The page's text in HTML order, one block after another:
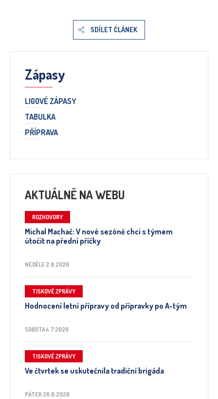
SDÍLET ČLÁNEK
Zápasy
LIGOVÉ ZÁPASY
TABULKA
PŘÍPRAVA
AKTUÁLNĚ NA WEBU
ROZHOVORY
Michal Machač: V nové sezóně chci s týmem
útočit na přední příčky
NEDĚLE 2.8.2026
TISKOVÉ ZPRÁVY
Hodnocení letní přípravy od přípravky po A-tým
SOBOTA 4.7.2026
TISKOVÉ ZPRÁVY
Ve čtvrtek se uskutečnila tradiční brigáda
PÁTEK 26.6.2026